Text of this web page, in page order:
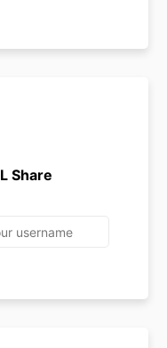
Share